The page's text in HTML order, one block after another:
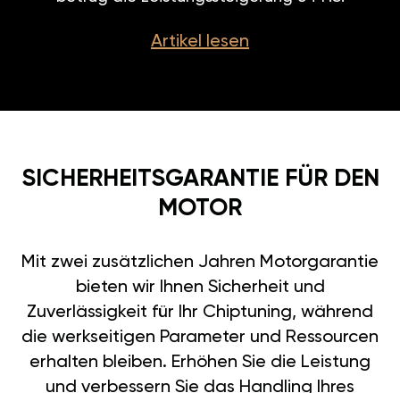
Artikel lesen
SICHERHEITSGARANTIE FÜR DEN
MOTOR
Mit zwei zusätzlichen Jahren Motorgarantie
bieten wir Ihnen Sicherheit und
Zuverlässigkeit für Ihr Chiptuning, während
die werkseitigen Parameter und Ressourcen
erhalten bleiben. Erhöhen Sie die Leistung
und verbessern Sie das Handling Ihres